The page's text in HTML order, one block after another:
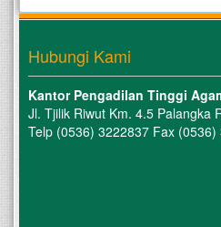
Hubungi Kami
Kantor Pengadilan Tinggi
Jl. Tjilik Riwut Km. 4.5 Palangka
Telp (0536) 3222837 Fax (0536)